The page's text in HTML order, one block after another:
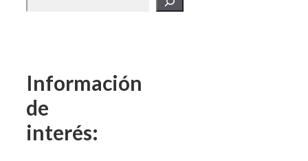
Información
de
interés: